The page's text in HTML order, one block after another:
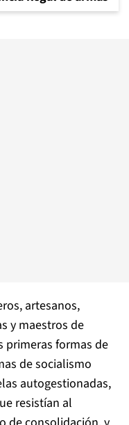
artesanos,
y maestros de
primeras formas de
de socialismo
autogestionadas,
resistían al